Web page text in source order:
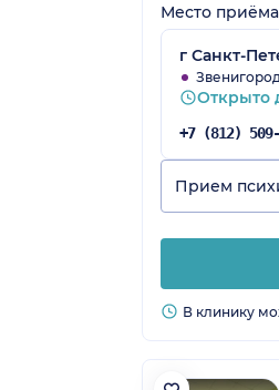
Место
г Санкт-
Открыто
Прием
В клинику